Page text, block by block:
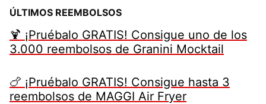
ÚLTIMOS REEMBOLSOS
🍹 ¡Pruébalo GRATIS! Consigue uno de los
3.000 reembolsos de Granini Mocktail
🍗 ¡Pruébalo GRATIS! Consigue hasta 3
reembolsos de MAGGI Air Fryer